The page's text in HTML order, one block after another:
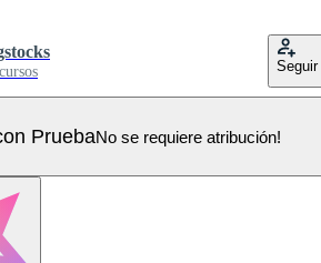
Seguir
PruebaNo se requiere atribución!